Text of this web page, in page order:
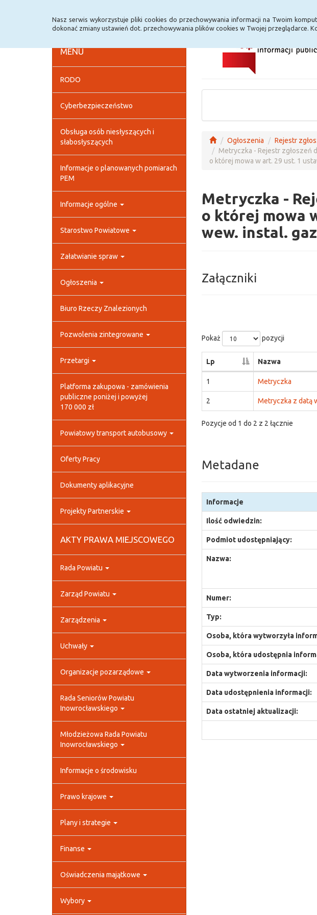
Nasz serwis wykorzystuje pliki cookies do przechowywania informacji na Twoim
dokonać zmiany ustawień dot. przechowywania plików cookies w Twojej przeglądarce.
MENU
RODO
Cyberbezpieczeństwo
Obsługa osób niesłyszących i
słabosłyszących
Informacje o planowanych pomiarach
PEM
Informacje ogólne
Starostwo Powiatowe
Załatwianie spraw
Ogłoszenia
Biuro Rzeczy Znalezionych
Pozwolenia zintegrowane
Przetargi
Platforma zakupowa - zamówienia
publiczne poniżej i powyżej
170 000 zł
Powiatowy transport autobusowy
Oferty Pracy
Dokumenty aplikacyjne
Projekty Partnerskie
AKTY PRAWA MIEJSCOWEGO
Rada Powiatu
Zarząd Powiatu
Zarządzenia
Uchwały
Organizacje pozarządowe
Rada Seniorów Powiatu
Inowrocławskiego
Młodzieżowa Rada Powiatu
Inowrocławskiego
Informacje o środowisku
Prawo krajowe
Plany i strategie
Finanse
Oświadczenia majątkowe
Wybory
Ogłoszenia Rejestr
Metryczka - Rejestr zgłoszeń
o której mowa w art. 29 ust. 1
Metryczka -
o której mowa
wew. instal.
Załączniki
Pokaż pozycji
Lp Nazwa
1 Metryczka
2 Metryczka z datą
Pozycje od 1 do 2 z 2 łącznie
Metadane
Informacje
Ilość odwiedzin:
Podmiot udostępniający:
Nazwa:
Numer:
Typ:
Osoba, która wytworzyła
Osoba, która udostępnia
Data wytworzenia informacji:
Data udostępnienia informacji:
Data ostatniej aktualizacji: